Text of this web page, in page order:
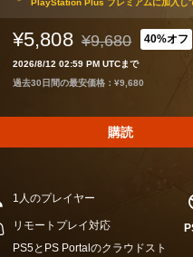
PlayStation Plus プレミアムに加入し
¥5,808 通常価格¥9,680よ
¥9,680 40%オフ
2026/8/12 02:59 PM UTCまで
過去30日間の最安価格：¥9,680
購読
1人のプレイヤー
リモートプレイ対応
PS5とPS Portalのクラウドスト